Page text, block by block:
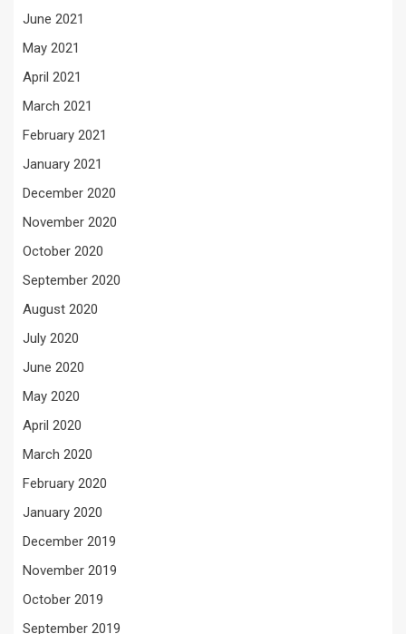
June 2021
May 2021
April 2021
March 2021
February 2021
January 2021
December 2020
November 2020
October 2020
September 2020
August 2020
July 2020
June 2020
May 2020
April 2020
March 2020
February 2020
January 2020
December 2019
November 2019
October 2019
September 2019